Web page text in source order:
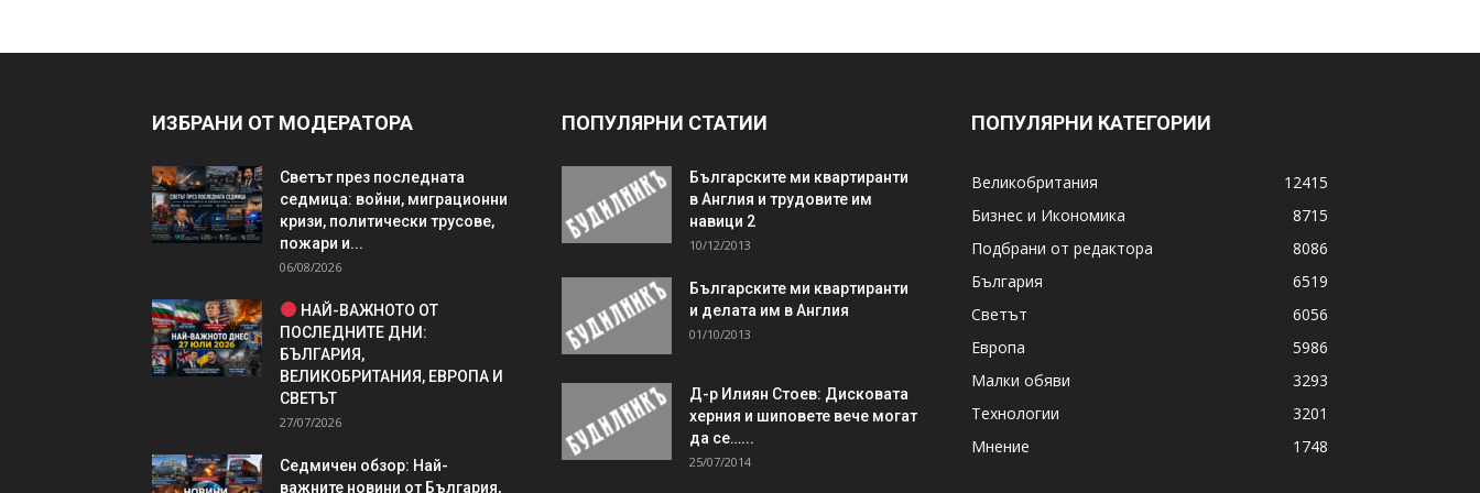
ИЗБРАНИ ОТ МОДЕРАТОРА
Светът през последната
седмица: войни, миграционни
кризи, политически трусове,
пожари и...
06/08/2026
НАЙ-ВАЖНОТО ОТ
ПОСЛЕДНИТЕ ДНИ:
БЪЛГАРИЯ,
ВЕЛИКОБРИТАНИЯ, ЕВРОПА И
СВЕТЪТ
27/07/2026
Седмичен обзор: Най-
важните новини от България,
ПОПУЛЯРНИ СТАТИИ
Българските ми квартиранти
в Англия и трудовите им
навици 2
10/12/2013
Българските ми квартиранти
и делата им в Англия
01/10/2013
Д-р Илиян Стоев: Дисковата
херния и шиповете вече могат
да се…...
25/07/2014
ПОПУЛЯРНИ КАТЕГОРИИ
Великобритания
12415
Бизнес и Икономика
8715
Подбрани от редактора
8086
България
6519
Светът
6056
Европа
5986
Малки обяви
3293
Технологии
3201
Мнение
1748